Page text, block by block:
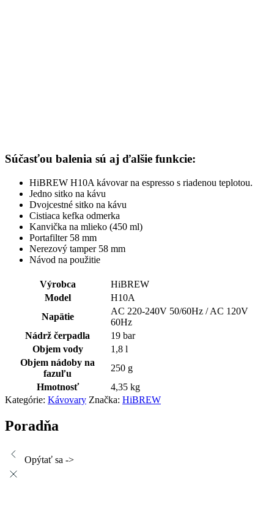
Súčasťou balenia sú aj ďalšie funkcie:
HiBREW H10A kávovar na espresso s riadenou teplotou.
Jedno sitko na kávu
Dvojcestné sitko na kávu
Cistiaca kefka odmerka
Kanvička na mlieko (450 ml)
Portafilter 58 mm
Nerezový tamper 58 mm
Návod na použitie
Výrobca
HiBREW
Model
H10A
Napätie
AC 220-240V 50/60Hz / AC 120V
60Hz
Nádrž čerpadla
19 bar
Objem vody
1,8 l
Objem nádoby na
fazuľu
250 g
Hmotnosť
4,35 kg
Kategórie: Kávovary Značka: HiBREW
Poradňa
Opýtať sa ->